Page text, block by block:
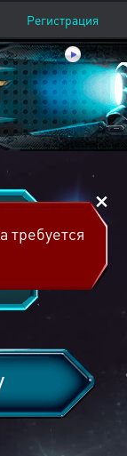
Регистрация
требуется